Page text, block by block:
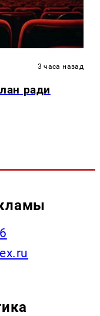
3 часа назад
ради